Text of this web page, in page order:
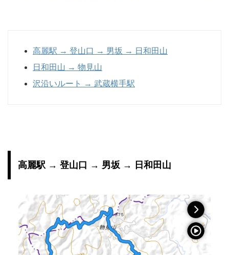
高麗駅 → 登山口 → 男坂 → 日和田山
日和田山 → 物見山
沢沿いルート → 武蔵横手駅
高麗駅 → 登山口 → 男坂 → 日和田山